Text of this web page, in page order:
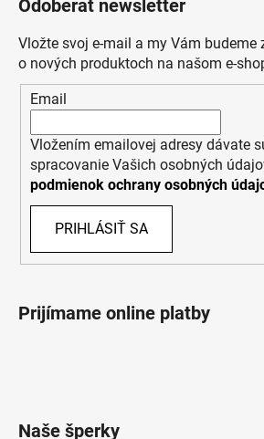
Odoberať newsletter
Vložte svoj e-mail a my Vám
o nových produktoch na našom e-
Email
Vložením emailovej adresy dávate
spracovanie Vašich osobných
podmienok ochrany osobných
PRIHLÁSIŤ SA
Prijímame online platby
Naše šperky